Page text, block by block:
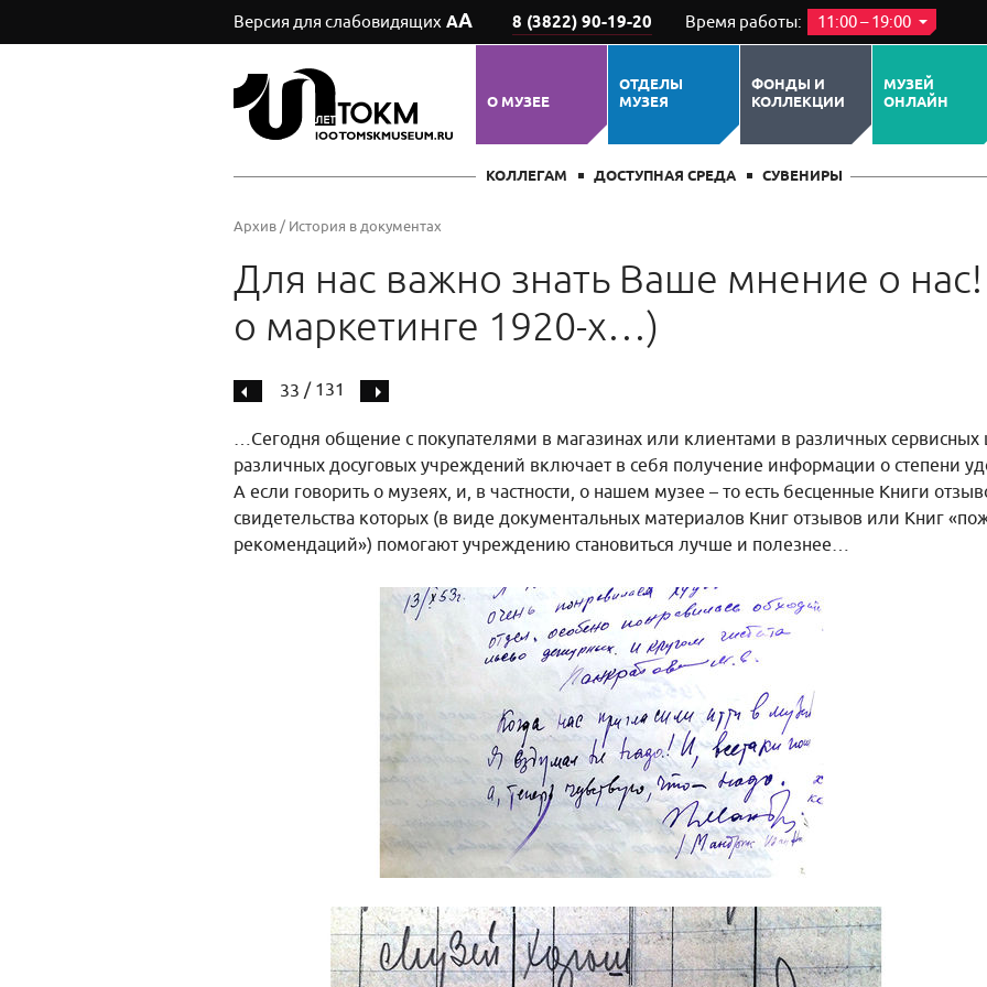
Версия для слабовидящих АА 8 (3822) 90-19-20 Время работы: 11:00 – 19:00
О МУЗЕЕ
ОТДЕЛЫ
МУЗЕЯ
ФОНДЫ И
КОЛЛЕКЦИИ
МУЗЕЙ
ОНЛАЙН
КОЛЛЕГАМ ДОСТУПНАЯ СРЕДА СУВЕНИРЫ
Архив/ История в документах
Для нас важно знать Ваше мнение о
о маркетинге 1920-х…)
33 / 131
…Сегодня общение с покупателями в магазинах или клиентами в различных сервисных
различных досуговых учреждений включает в себя получение информации о степени
А если говорить о музеях, и, в частности, о нашем музее – то есть бесценные Книги
свидетельства которых (в виде документальных материалов Книг отзывов или Книг
рекомендаций») помогают учреждению становиться лучше и полезнее…